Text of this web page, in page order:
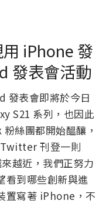
iPhone 發
發表會活動
發表會即將於今日
S21 系列，也因此
絲團都開始醞釀，
刊登一則
越近，我們正努力
看到哪些創新與進
置寫著 iPhone，不